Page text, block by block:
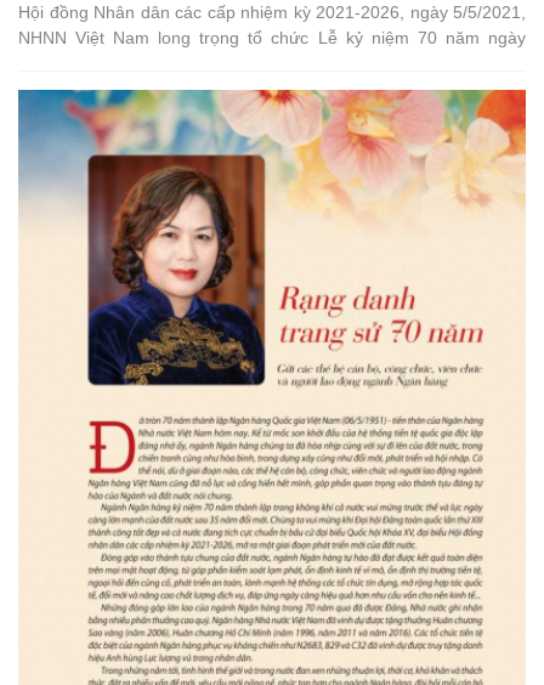
Hội đồng Nhân dân các cấp nhiệm kỳ 2021-2026, ngày 5/5/2021,
NHNN Việt Nam long trọng tổ chức Lễ kỷ niệm 70 năm ngày
Huân chương Lao động hạng Nhất.